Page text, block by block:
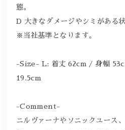
態。
D 大きなダメージやシミがある状
※当社基準となります。
-Size- L: 着丈 62cm / 身幅
19.5cm
-Comment-
ニルヴァーナやソニックユース